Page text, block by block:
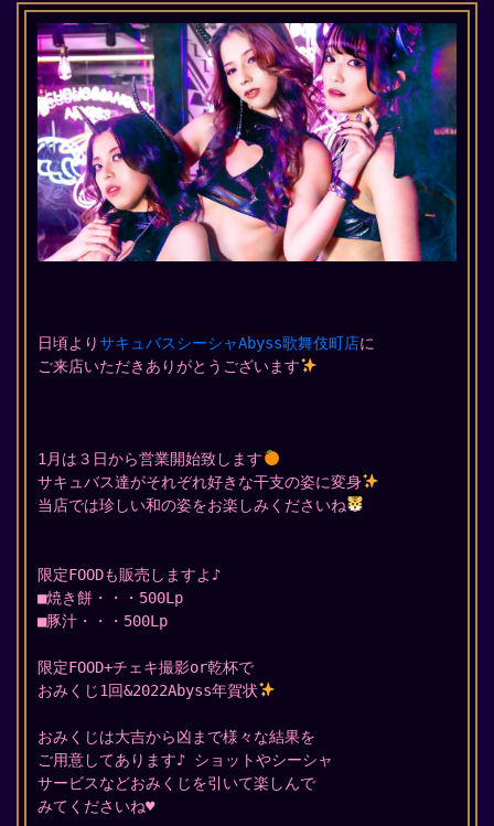
日頃よりサキュバスシーシャAbyss歌舞伎町店に
ご来店いただきありがとうございます
1月は３日から営業開始致します
サキュバス達がそれぞれ好きな干支の姿に変身
当店では珍しい和の姿をお楽しみくださいね
限定FOODも販売しますよ♪
■焼き餅・・・500Lp
■豚汁・・・500Lp
限定FOOD+チェキ撮影or乾杯で
おみくじ1回&2022Abyss年賀状
おみくじは大吉から凶まで様々な結果を
ご用意してあります♪ ショットやシーシャ
サービスなどおみくじを引いて楽しんで
みてくださいね♥️